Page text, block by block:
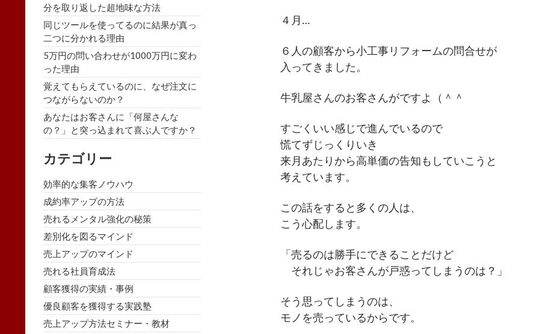
４月…
６人の顧客から小工事リフォームの問合せが
入ってきました。
牛乳屋さんのお客さんがですよ（＾＾
すごくいい感じで進んでいるので
慌てずじっくりいき
来月あたりから高単価の告知もしていこうと
考えています。
この話をすると多くの人は、
こう心配します。
「売るのは勝手にできることだけど
それじゃお客さんが戸惑ってしまうのは？」
そう思ってしまうのは、
モノを売っているからです。
分を取り返した超地味な方法
同じツールを使ってるのに結果が真っ
二つに分かれる理由
5万円の問い合わせが1000万円に変わ
った理由
覚えてもらえているのに、なぜ注文に
つながらないのか？
あなたはお客さんに「何屋さんな
の？」と突っ込まれて喜ぶ人ですか？
カテゴリー
効率的な集客ノウハウ
成約率アップの方法
売れるメンタル強化の秘策
差別化を図るマインド
売上アップのマインド
売れる社員育成法
顧客獲得の実績・事例
優良顧客を獲得する実践塾
売上アップ方法セミナー・教材